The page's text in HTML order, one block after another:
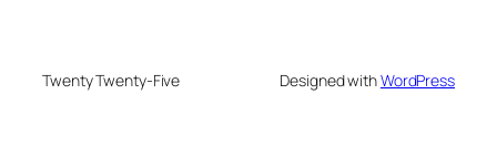
Twenty Twenty-Five Designed withWordPress